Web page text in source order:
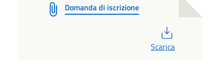
Domanda di iscrizione
Scarica